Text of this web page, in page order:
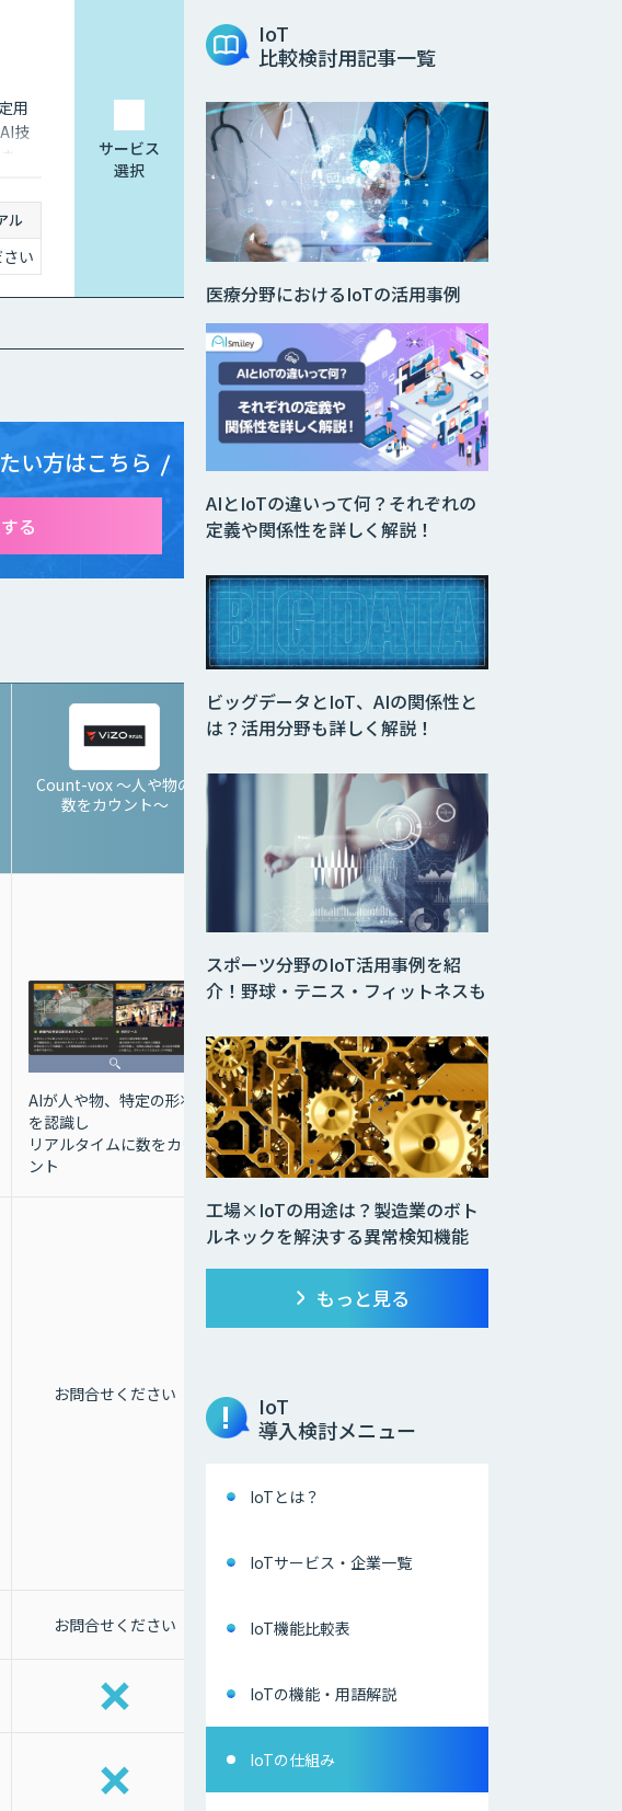
用
技
可
。
ル
い
サービス
選択
い方はこちら
る
Count-vox 〜人や物の
数をカウント〜
Game AI 〜体の動きで
ゲームを操作〜
NTech Predict
AIが人や物、特定の形状
を認識し
リアルタイムに数をカウ
ント
非接触で楽しめるゲーム
コンテンツ配信システム
ビッグデータから価値あ
る情報を引き出し、原因
の可視化とXAI未来予測
お問合せください
お問合せください お問合せください
IoT
比較検討用記事一覧
AIとIoTの違いって何？それぞれの
定義や関係性を詳しく解説！
ビッグデータとIoT、AIの関係性と
は？活用分野も詳しく解説！
工場×IoTの用途は？製造業のボト
ルネックを解決する異常検知機能
医療分野におけるIoTの活用事例
スポーツ分野のIoT活用事例を紹
介！野球・テニス・フィットネスも
もっと見る
IoT
導入検討メニュー
IoTとは？
IoTサービス・企業一覧
IoT機能比較表
IoTの機能・用語解説
IoTの仕組み